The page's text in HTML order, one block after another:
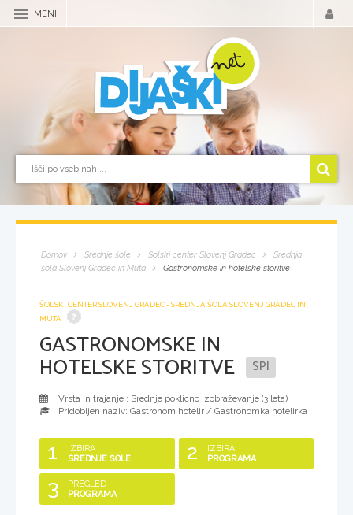
MENI
Domov Srednje šole Šolski center Slovenj Gradec
Srednja
šola Slovenj Gradec in Muta
Gastronomske in hotelske storitve
ŠOLSKI CENTER SLOVENJ GRADEC - SREDNJA ŠOLA SLOVENJ GRADEC IN
MUTA
GASTRONOMSKE IN
HOTELSKE STORITVE SPI
Vrsta in trajanje : Srednje poklicno izobraževanje (3 leta)
Pridobljen naziv: Gastronom hotelir / Gastronomka hotelirka
1
IZBIRA
SREDNJE ŠOLE
2
IZBIRA
PROGRAMA
3
PREGLED
PROGRAMA